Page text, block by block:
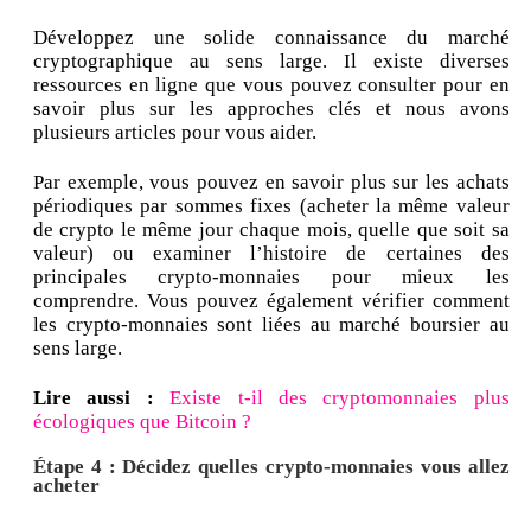
Développez une solide connaissance du marché
cryptographique au sens large. Il existe diverses
ressources en ligne que vous pouvez consulter pour en
savoir plus sur les approches clés et nous avons
plusieurs articles pour vous aider.
Par exemple, vous pouvez en savoir plus sur les achats
périodiques par sommes fixes (acheter la même valeur
de crypto le même jour chaque mois, quelle que soit sa
valeur) ou examiner l’histoire de certaines des
principales crypto-monnaies pour mieux les
comprendre. Vous pouvez également vérifier comment
les crypto-monnaies sont liées au marché boursier au
sens large.
Lire aussi :
Existe t-il des cryptomonnaies plus
écologiques que Bitcoin ?
Étape 4 : Décidez quelles crypto-monnaies vous allez
acheter